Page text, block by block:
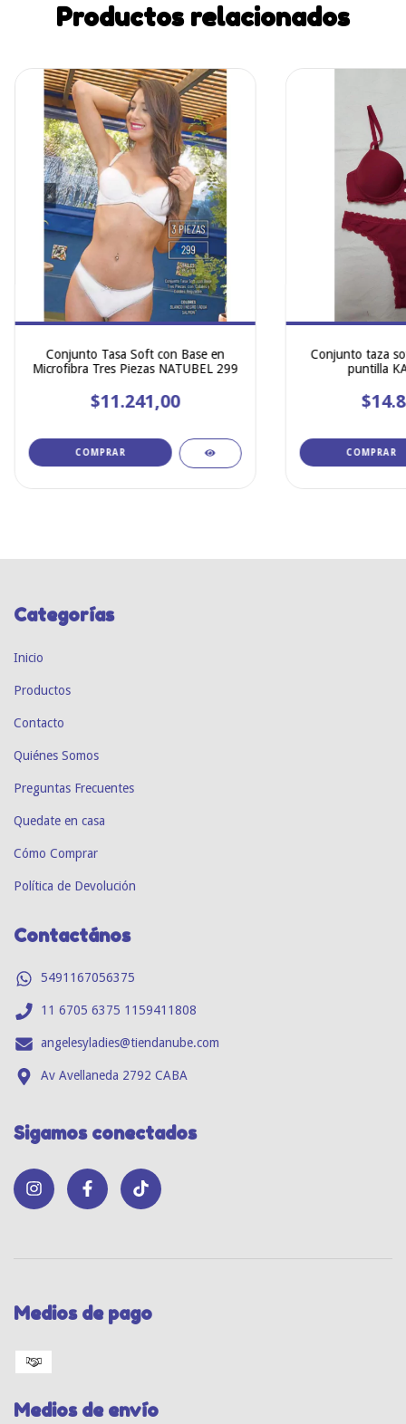
Productos relacionados
Conjunto Tasa Soft con Base en
Microfibra Tres Piezas NATUBEL 299
$11.241,00
COMPRAR
Conjunto taza
puntilla
COMPRAR
Categorías
Inicio
Productos
Contacto
Quiénes Somos
Preguntas Frecuentes
Quedate en casa
Cómo Comprar
Política de Devolución
Contactános
5491167056375
11 6705 6375 1159411808
angelesyladies@tiendanube.com
Av Avellaneda 2792 CABA
Sigamos conectados
Medios de pago
Medios de envío